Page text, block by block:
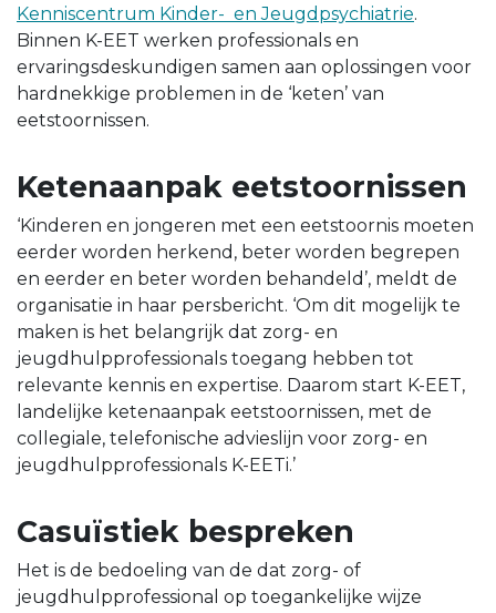
Kenniscentrum Kinder- en Jeugdpsychiatrie.
Binnen K-EET werken professionals en
ervaringsdeskundigen samen aan oplossingen voor
hardnekkige problemen in de ‘keten’ van
eetstoornissen.
Ketenaanpak eetstoornissen
‘Kinderen en jongeren met een eetstoornis moeten
eerder worden herkend, beter worden begrepen
en eerder en beter worden behandeld’, meldt de
organisatie in haar persbericht. ‘Om dit mogelijk te
maken is het belangrijk dat zorg- en
jeugdhulpprofessionals toegang hebben tot
relevante kennis en expertise. Daarom start K-EET,
landelijke ketenaanpak eetstoornissen, met de
collegiale, telefonische advieslijn voor zorg- en
jeugdhulpprofessionals K-EETi.’
Casuïstiek bespreken
Het is de bedoeling van de dat zorg- of
jeugdhulpprofessional op toegankelijke wijze